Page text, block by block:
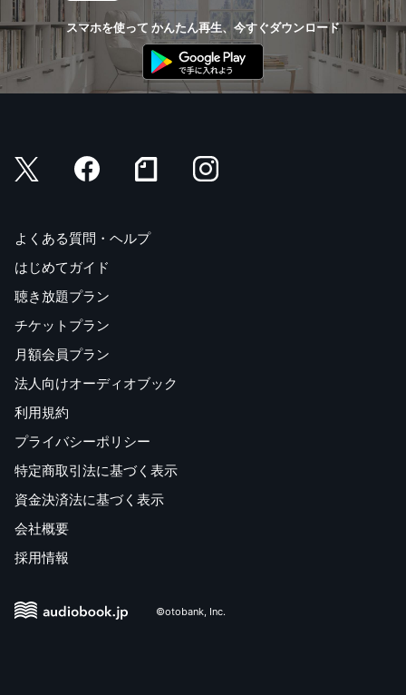
スマホを使って かんたん再生、今すぐダウンロード
よくある質問・ヘルプ
はじめてガイド
聴き放題プラン
チケットプラン
月額会員プラン
法人向けオーディオブック
利用規約
プライバシーポリシー
特定商取引法に基づく表示
資金決済法に基づく表示
会社概要
採用情報
©otobank, Inc.